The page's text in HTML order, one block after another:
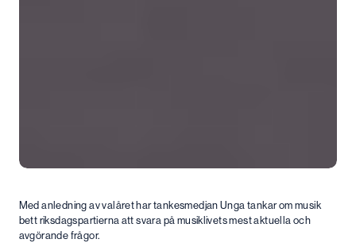
Med anledning av valåret har tankesmedjan Unga tankar om musik
bett riksdagspartierna att svara på musiklivets mest aktuella och
avgörande frågor.